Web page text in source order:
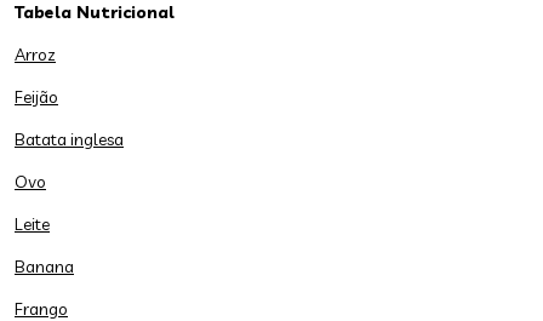
Tabela Nutricional
Arroz
Feijão
Batata inglesa
Ovo
Leite
Banana
Frango